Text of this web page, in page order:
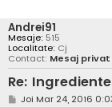
Andrei91
Mesaje: 515
Localitate: Cj
Contact: Mesaj privat
Re:
M
Joi Mar 24, 2016